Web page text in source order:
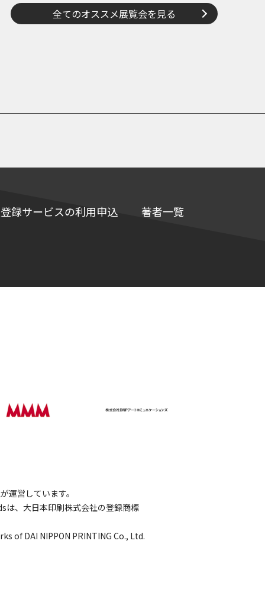
スアイレス
ら、ねぶたまで
全てのオススメ展覧会を見る
録サービスの利用申込 著者一覧
運営しています。
、大日本印刷株式会社の登録商標
of DAI NIPPON PRINTING Co., Ltd.